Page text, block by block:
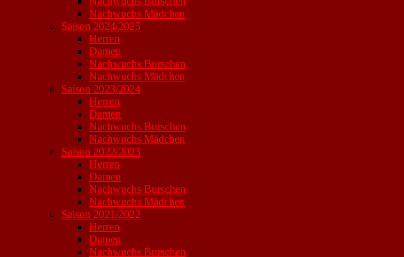
Nachwuchs Mädchen
Saison 2024/2025
Herren
Damen
Nachwuchs Burschen
Nachwuchs Mädchen
Saison 2023/2024
Herren
Damen
Nachwuchs Burschen
Nachwuchs Mädchen
Saison 2022/2023
Herren
Damen
Nachwuchs Burschen
Nachwuchs Mädchen
Saison 2021/2022
Herren
Damen
Nachwuchs Burschen